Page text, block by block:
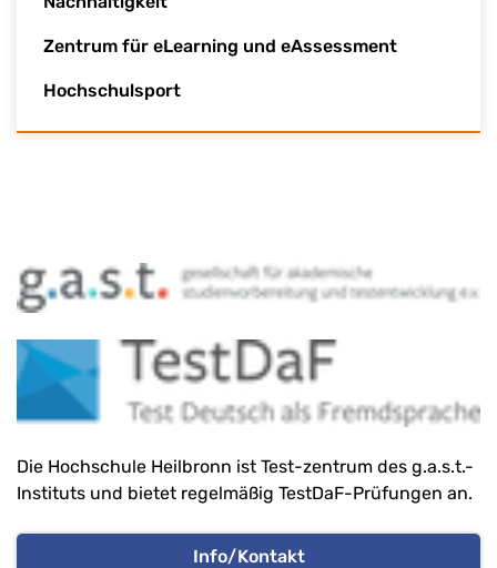
Zentrum für eLearning und eAssessment
Hochschulsport
Die Hochschule Heilbronn ist Test-zentrum des g.a.s.t.-
Instituts und bietet regelmäßig TestDaF-Prüfungen an.
Info/Kontakt